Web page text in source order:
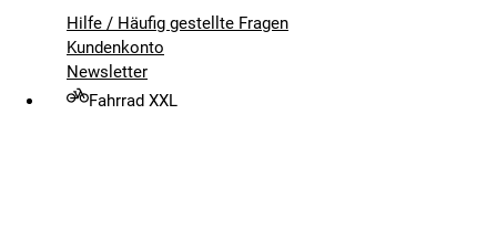
Hilfe / Häufig gestellte Fragen
Kundenkonto
Newsletter
Fahrrad XXL